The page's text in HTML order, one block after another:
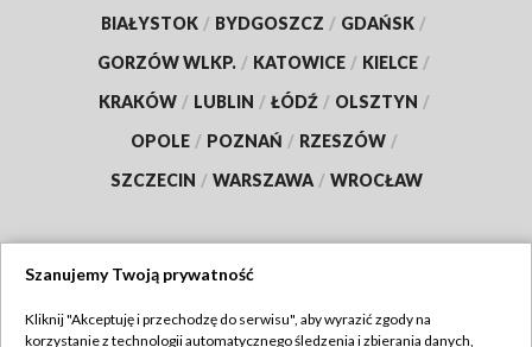
BIAŁYSTOK / BYDGOSZCZ / GDAŃSK /
GORZÓW WLKP. / KATOWICE / KIELCE /
KRAKÓW / LUBLIN / ŁÓDŹ / OLSZTYN /
OPOLE / POZNAŃ / RZESZÓW /
SZCZECIN / WARSZAWA / WROCŁAW
Szanujemy Twoją prywatność
Kliknij "Akceptuję i przechodzę do serwisu", aby wyrazić zgody na
korzystanie z technologii automatycznego śledzenia i zbierania danych,